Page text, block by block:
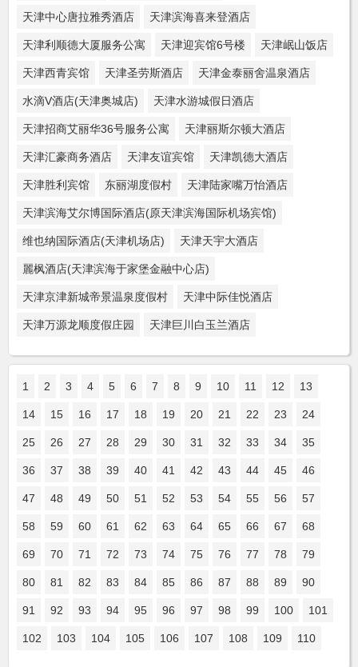
天津中心唐拉雅秀酒店 天津滨海喜来登酒店
天津利顺德大厦服务公寓 天津迎宾馆6号楼 天津岷山饭店
天津西青宾馆 天津圣劳斯酒店 天津金泰丽舍温泉酒店
水滴V酒店(天津奥城店) 天津水游城假日酒店
天津招商艾丽华36号服务公寓 天津丽斯尔顿大酒店
天津汇豪商务酒店 天津友谊宾馆 天津凯德大酒店
天津胜利宾馆 东丽湖度假村 天津陆家嘴万怡酒店
天津滨海艾尔博国际酒店(原天津滨海国际机场宾馆)
维也纳国际酒店(天津机场店) 天津天宇大酒店
麗枫酒店(天津滨海于家堡金融中心店)
天津京津新城帝景温泉度假村 天津中际佳悦酒店
天津万源龙顺度假庄园 天津巨川白玉兰酒店
1 2 3 4 5 6 7 8 9 10 11 12 13
14 15 16 17 18 19 20 21 22 23 24
25 26 27 28 29 30 31 32 33 34 35
36 37 38 39 40 41 42 43 44 45 46
47 48 49 50 51 52 53 54 55 56 57
58 59 60 61 62 63 64 65 66 67 68
69 70 71 72 73 74 75 76 77 78 79
80 81 82 83 84 85 86 87 88 89 90
91 92 93 94 95 96 97 98 99 100 101
102 103 104 105 106 107 108 109 110